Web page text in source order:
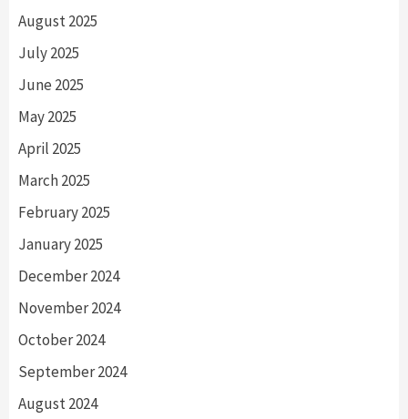
August 2025
July 2025
June 2025
May 2025
April 2025
March 2025
February 2025
January 2025
December 2024
November 2024
October 2024
September 2024
August 2024